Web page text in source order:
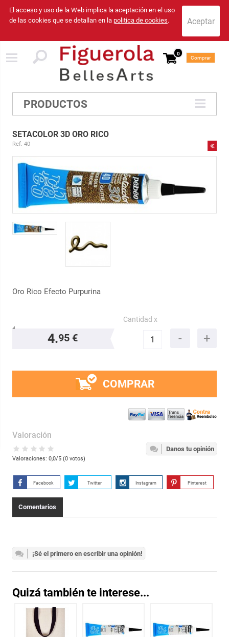
El acceso y uso de la Web implica la aceptación en el uso
de las cookies que se detallan en la politica de cookies.
0
Comprar
PRODUCTOS
SETACOLOR 3D ORO RICO
Ref. 40
Oro Rico Efecto Purpurina
4.95 €
Cantidad x
COMPRAR
Danos tu opinión
Valoración
Valoraciones: 0,0/5 (0votos)
Facebook Twitter Instagram Pinterest
Comentarios
¡Sé el primero en escribir una opinión!
Quizá también te interese...